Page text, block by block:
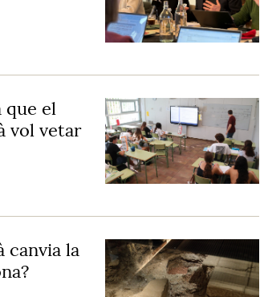
el
vol vetar
canvia la